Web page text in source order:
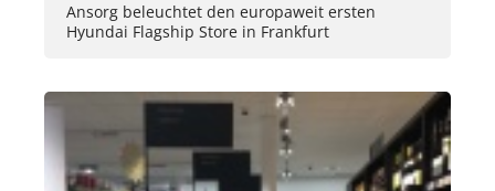
Ansorg beleuchtet den europaweit ersten
Hyundai Flagship Store in Frankfurt